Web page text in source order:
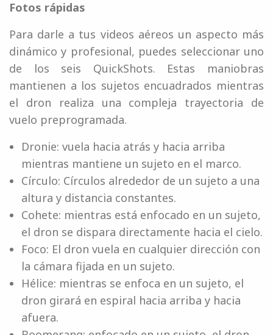
Fotos rápidas
Para darle a tus videos aéreos un aspecto más
dinámico y profesional, puedes seleccionar uno
de los seis QuickShots. Estas maniobras
mantienen a los sujetos encuadrados mientras
el dron realiza una compleja trayectoria de
vuelo preprogramada.
Dronie: vuela hacia atrás y hacia arriba
mientras mantiene un sujeto en el marco.
Círculo: Círculos alrededor de un sujeto a una
altura y distancia constantes.
Cohete: mientras está enfocado en un sujeto,
el dron se dispara directamente hacia el cielo.
Foco: El dron vuela en cualquier dirección con
la cámara fijada en un sujeto.
Hélice: mientras se enfoca en un sujeto, el
dron girará en espiral hacia arriba y hacia
afuera.